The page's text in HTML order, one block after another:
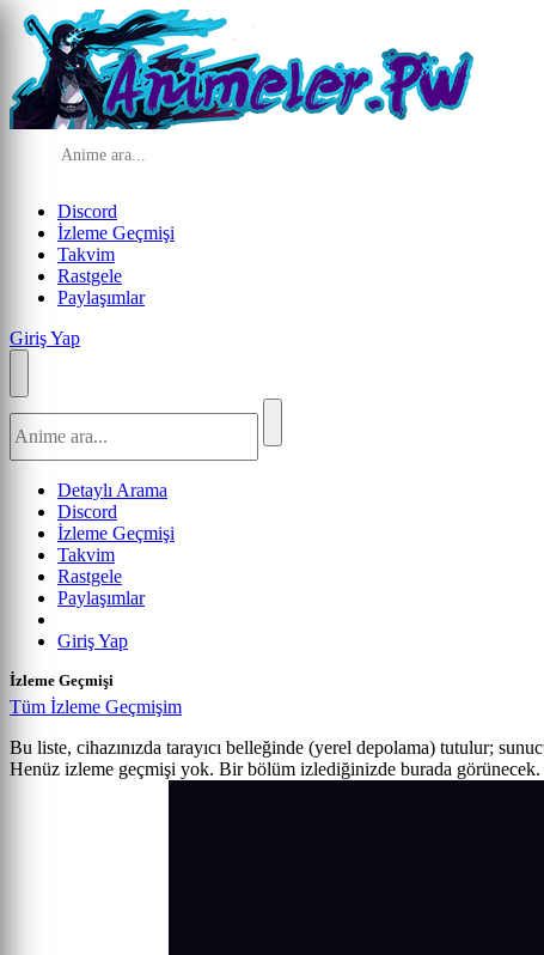
Discord
İzleme Geçmişi
Takvim
Rastgele
Paylaşımlar
Giriş Yap
Detaylı Arama
Discord
İzleme Geçmişi
Takvim
Rastgele
Paylaşımlar
Giriş Yap
İzleme Geçmişi
Tüm İzleme Geçmişim
Bu liste, cihazınızda tarayıcı belleğinde (yerel depolama) tutulur;
Henüz izleme geçmişi yok. Bir bölüm izlediğinizde burada görünecek.